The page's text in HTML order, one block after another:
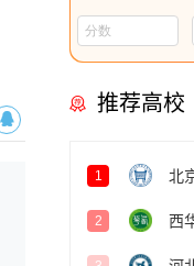
推荐高校
1 北
2 西